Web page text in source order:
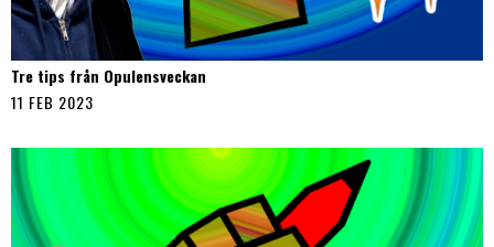
Tre tips från Opulensveckan
11 FEB 2023